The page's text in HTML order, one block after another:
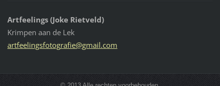
Artfeelings (Joke Rietveld)
Krimpen aan de Lek
artfeelingsfotografie@gmail.com